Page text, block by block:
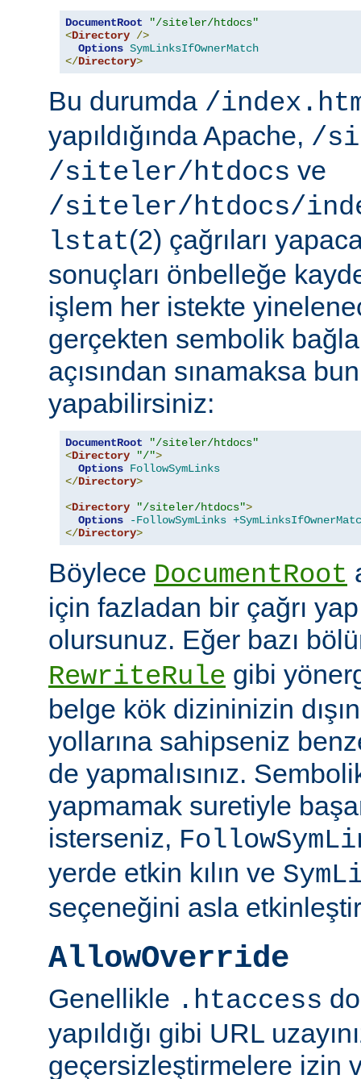
DocumentRoot
"/siteler/htdocs"
<Directory />
Options SymLinksIfOwnerMatch
</Directory>
Bu durumda /
yapıldığında Apache, /
/siteler/htdocs ve
/siteler/htdocs/
lstat(2) çağrıları
sonuçları önbelleğe
işlem her istekte
gerçekten sembolik
açısından sınamaksa
yapabilirsiniz:
DocumentRoot
"/siteler/htdocs"
<Directory "/">
Options FollowSymLinks
</Directory>
<Directory "/siteler/htdocs">
Options
-FollowSymLinks
</Directory>
Böylece DocumentRoot
için fazladan bir çağrı
olursunuz. Eğer bazı
RewriteRule gibi
belge kök dizininizin
yollarına sahipseniz
de yapmalısınız.
yapmamak suretiyle
isterseniz,
yerde etkin kılın ve
seçeneğini asla
AllowOverride
Genellikle .htaccess
yapıldığı gibi URL
geçersizleştirmelere izin